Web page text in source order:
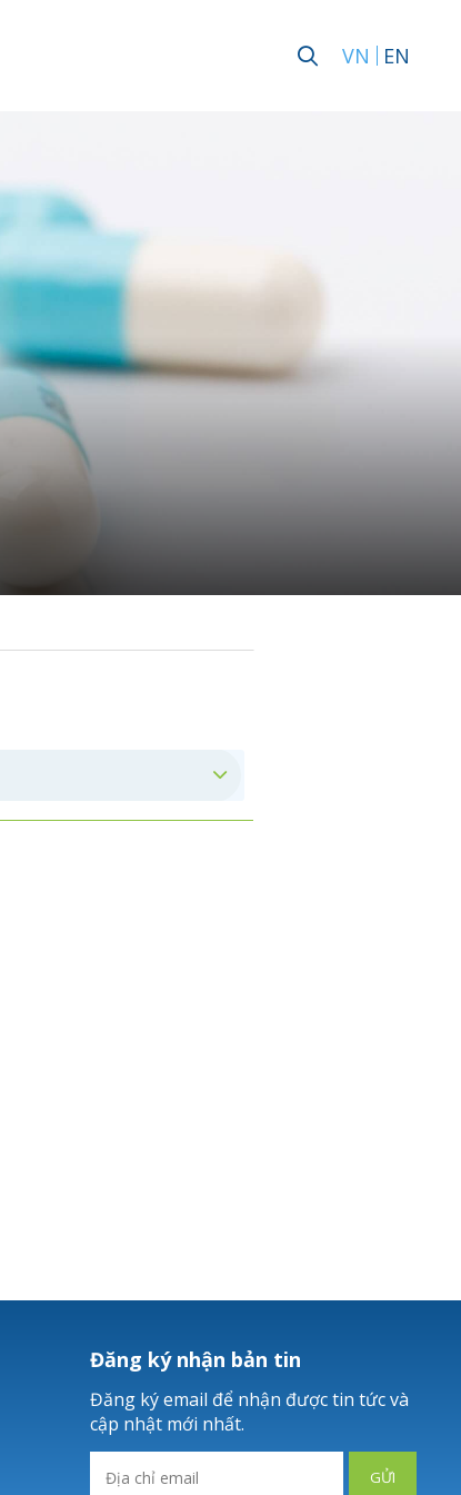
VN EN
Đăng ký nhận bản tin
Đăng ký email để nhận được tin tức và
cập nhật mới nhất.
GỬI